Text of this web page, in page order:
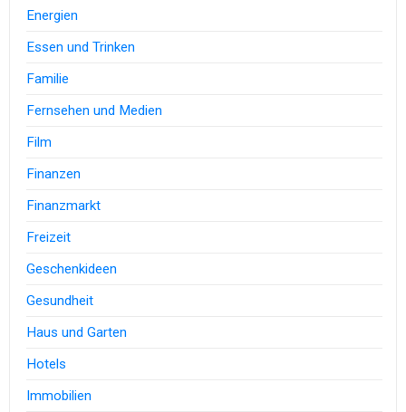
Energien
Essen und Trinken
Familie
Fernsehen und Medien
Film
Finanzen
Finanzmarkt
Freizeit
Geschenkideen
Gesundheit
Haus und Garten
Hotels
Immobilien